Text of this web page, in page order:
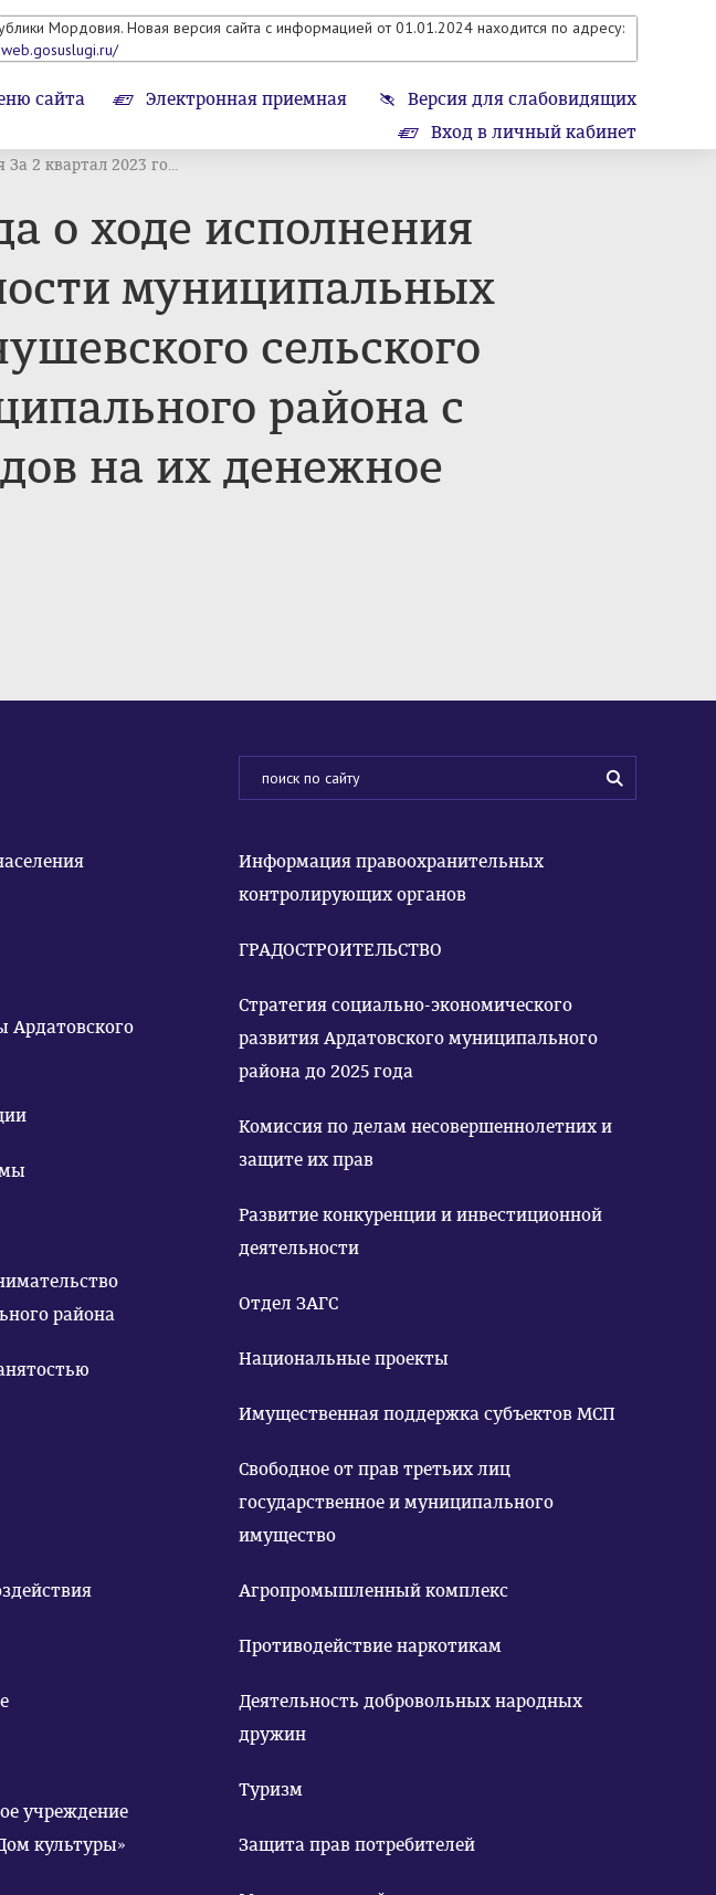
Мордовия. Новая версия сайта с информацией от 01.01.2024 находится по адресу:
сайта Электронная приемная
Версия для слабовидящих
Вход в личный кабинет
За 2 квартал 2023 го...
о ходе исполнения
муниципальных
сельского
района с
на их денежное
Ардатовского
района
учреждение
«Ардатовский районный Дом культуры»
Информация правоохранительных
контролирующих органов
ГРАДОСТРОИТЕЛЬСТВО
Стратегия социально-экономического
развития Ардатовского муниципального
района до 2025 года
Комиссия по делам несовершеннолетних и
защите их прав
Развитие конкуренции и инвестиционной
деятельности
Отдел ЗАГС
Национальные проекты
Имущественная поддержка субъектов МСП
Свободное от прав третьих лиц
государственное и муниципального
имущество
Агропромышленный комплекс
Противодействие наркотикам
Деятельность добровольных народных
дружин
Туризм
Защита прав потребителей